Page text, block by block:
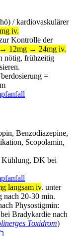
/ kardiovaskulärer
iv.
Kontrolle der
12mg → 24mg iv.
nötig, frühzeitig
=
Benzodiazepine,
Scopolamin,
Kühlung, DK bei
langsam iv. unter
nach 20-30 min.
Physostigmin:
Bradykardie nach
Toxidrom)